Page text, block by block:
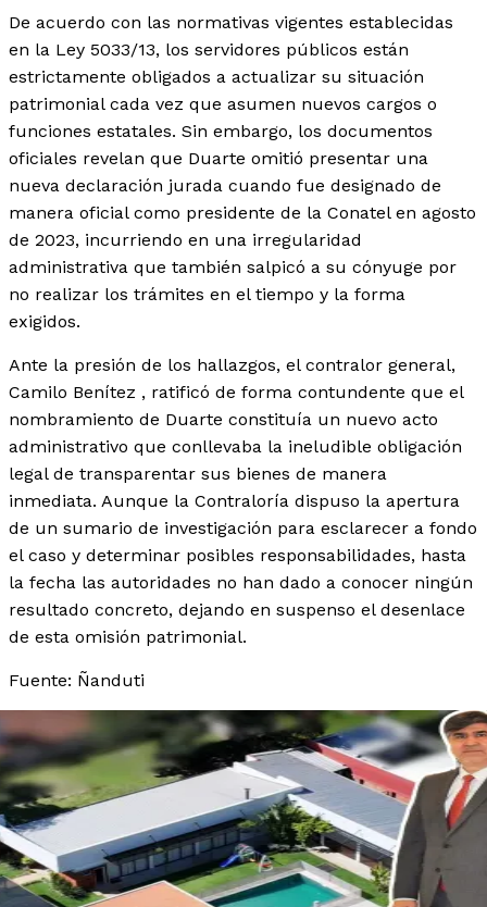
De acuerdo con las normativas vigentes establecidas
en la Ley 5033/13, los servidores públicos están
estrictamente obligados a actualizar su situación
patrimonial cada vez que asumen nuevos cargos o
funciones estatales. Sin embargo, los documentos
oficiales revelan que Duarte omitió presentar una
nueva declaración jurada cuando fue designado de
manera oficial como presidente de la Conatel en agosto
de 2023, incurriendo en una irregularidad
administrativa que también salpicó a su cónyuge por
no realizar los trámites en el tiempo y la forma
exigidos.
Ante la presión de los hallazgos, el contralor general,
Camilo Benítez , ratificó de forma contundente que el
nombramiento de Duarte constituía un nuevo acto
administrativo que conllevaba la ineludible obligación
legal de transparentar sus bienes de manera
inmediata. Aunque la Contraloría dispuso la apertura
de un sumario de investigación para esclarecer a fondo
el caso y determinar posibles responsabilidades, hasta
la fecha las autoridades no han dado a conocer ningún
resultado concreto, dejando en suspenso el desenlace
de esta omisión patrimonial.
Fuente: Ñanduti